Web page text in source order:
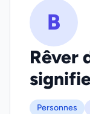
B
Rêver
Personnes